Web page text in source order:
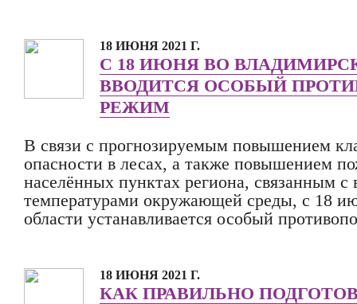
18 ИЮНЯ 2021 Г.
С 18 ИЮНЯ ВО
ВВОДИТСЯ ОСОБЫЙ
РЕЖИМ
В связи с прогнозируемым повышением
опасности в лесах, а также повышением
населённых пунктах региона, связанным
температурами окружающей среды, с 18
области устанавливается особый
18 ИЮНЯ 2021 Г.
КАК ПРАВИЛЬНО